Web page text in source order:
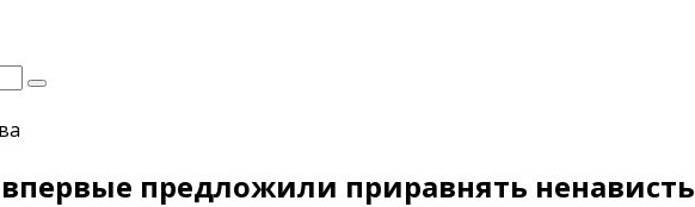
впервые предложили приравнять